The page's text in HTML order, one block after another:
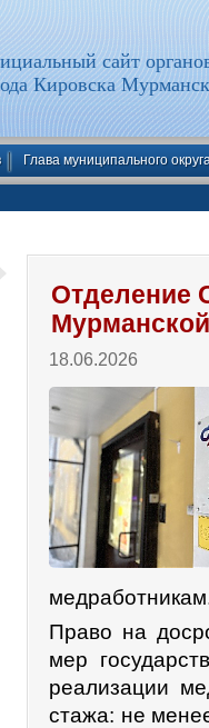
сайт
Кировска
Глава муниципального
Отделение
18.06.2026
Право на
мер
реализации
стажа: не